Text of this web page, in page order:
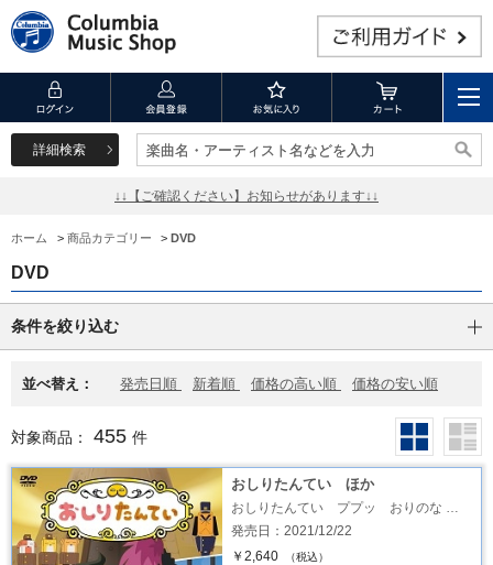
詳細検索 楽曲名・アーティスト名などを入力
楽曲名・アーティスト名などを入力
↓↓【ご確認ください】お知らせがあります↓↓
ホーム > 商品カテゴリー > DVD
DVD
条件を絞り込む
並べ替え： 発売日順 新着順 価格の高い順 価格の安い順
対象商品： 455 件
おしりたんてい ほか
おしりたんてい ププッ おりのな …
発売日：2021/12/22
￥2,640
（税込）